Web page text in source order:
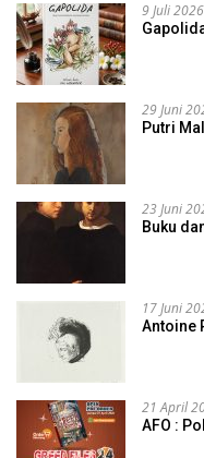
9 Juli 2026
29 Juni
Putri
23 Juni
Buku
17 Juni
Antoine
21 April
AFO :